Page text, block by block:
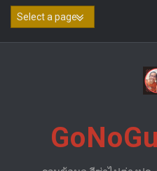
Skip